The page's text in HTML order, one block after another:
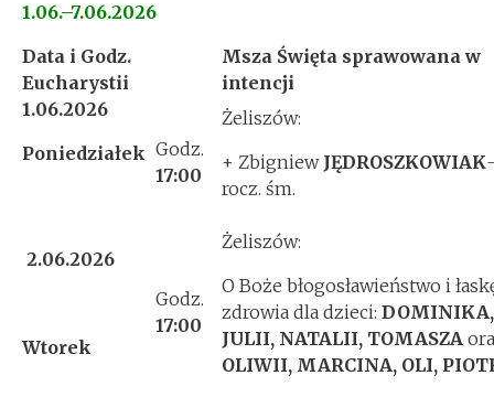
1.06.–7.06.2026
Data i Godz.
Eucharystii
Msza Święta sprawowana w
intencji
1.06.2026
Poniedziałek Godz.
17:00
Żeliszów:
+ Zbigniew JĘDROSZKOWIAK
rocz. śm.
2.06.2026
Wtorek
Godz.
17:00
Żeliszów:
O Boże błogosławieństwo i
zdrowia dla dzieci: DOMINIKA,
JULII, NATALII, TOMASZA
OLIWII, MARCINA, OLI,